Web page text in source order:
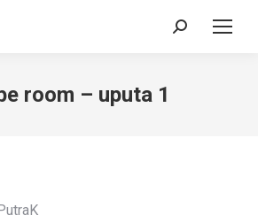
Search:
room – uputa 1